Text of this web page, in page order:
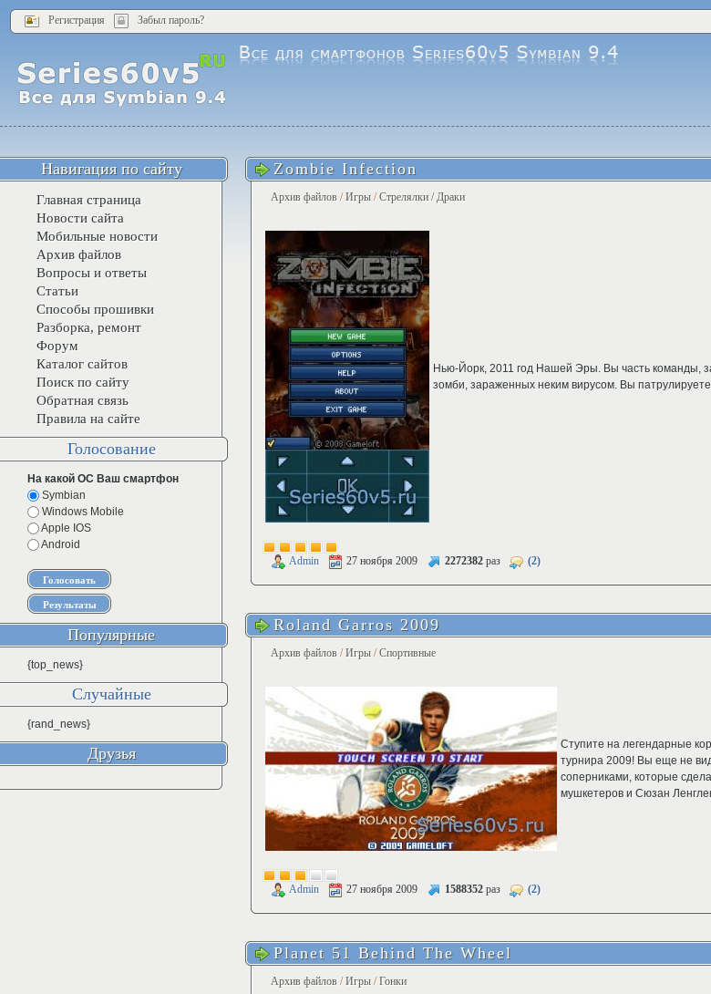
Регистрация Забыл пароль?
Zombie Infection
Архив файлов /Игры /Стрелялки / Драки
Нью-Йорк, 2011 год Нашей Эры. Вы часть команды,
зомби, зараженных неким вирусом. Вы
Admin 27 ноября 2009 2272382 раз (2)
Roland Garros 2009
Архив файлов /Игры /Спортивные
Ступите на легендарные
турнира 2009! Вы еще не
соперниками, которые
мушкетеров и Сюзан
Admin 27 ноября 2009 1588352 раз (2)
Planet 51 Behind The Wheel
Архив файлов /Игры /Гонки
Навигация по сайту
Главная страница
Новости сайта
Мобильные новости
Архив файлов
Вопросы и ответы
Статьи
Способы прошивки
Разборка, ремонт
Форум
Каталог сайтов
Поиск по сайту
Обратная связь
Правила на сайте
Голосование
На какой ОС Ваш смартфон
Symbian
Windows Mobile
Apple IOS
Android
Популярные
{top_news}
Случайные
{rand_news}
Друзья